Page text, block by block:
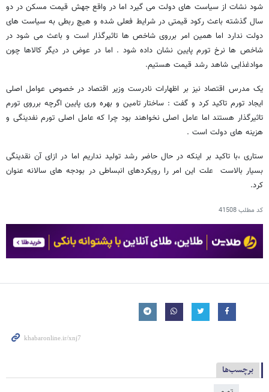
شود نشات از سیاست های دولت می گیرد اما در واقع جهش قیمت مسکن در دو
سال گذشته باعث رکود قیمتی در شرایط فعلی شده و هیچ ربطی به سیاست های
دولت ندارد اما همین امر برروی شاخص ها تاثیرگذار است و باعث می شود در
شاخص ها نرخ تورم پایین نشان داده شود . اما در عوض در دیگر کالاها چون
موادغذایی شاهد رشد قیمت هستیم.
یک مدرس اقتصاد نیز بر اظهارات نادرست وزیر اقتصاد در خصوص عوامل اصلی
ایجاد تورم تاکید کرد و گفت : ساختار تامین و بهره وری پایین اگرچه برروی تورم
تاثیرگذار هستند اما عامل اصلی نخواهند بود چرا که عامل اصلی تورم نفدینگی و
هزینه های دولت است .
ستاری ،با تاکید بر اینکه در حال حاضر رشد تولید نداریم اما در ازای آن نقدینگی
بسیار بالاست علت این امر را رویکردهای انبساطی در بودجه های سالانه عنوان
کرد.
کد مطلب41508
برچسب‌ها